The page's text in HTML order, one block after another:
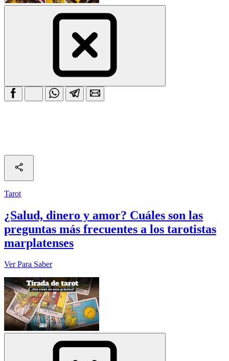
Tarot
¿Salud, dinero y amor? Cuáles son las
preguntas más frecuentes a los tarotistas
marplatenses
Ver Para Saber